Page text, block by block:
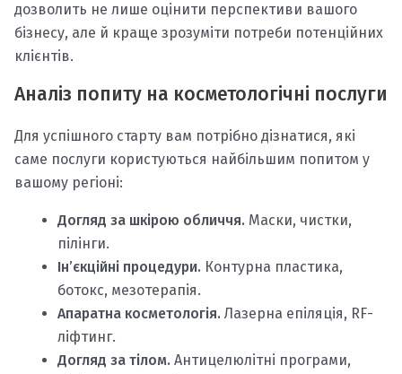
дозволить не лише оцінити перспективи вашого
бізнесу, але й краще зрозуміти потреби потенційних
клієнтів.
Аналіз попиту на косметологічні послуги
Для успішного старту вам потрібно дізнатися, які
саме послуги користуються найбільшим попитом у
вашому регіоні:
Догляд за шкірою обличчя. Маски, чистки,
пілінги.
Ін’єкційні процедури. Контурна пластика,
ботокс, мезотерапія.
Апаратна косметологія. Лазерна епіляція, RF-
ліфтинг.
Догляд за тілом. Антицелюлітні програми,